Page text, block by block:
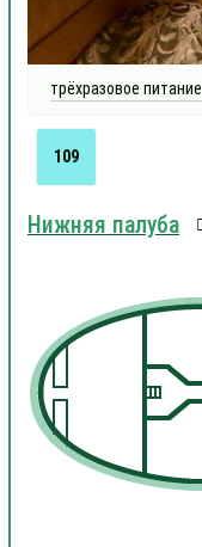
трёхразовое питание
109
Нижняя палуба